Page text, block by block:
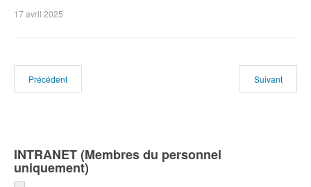
17 avril 2025
Précédent Suivant
INTRANET (Membres du personnel
uniquement)